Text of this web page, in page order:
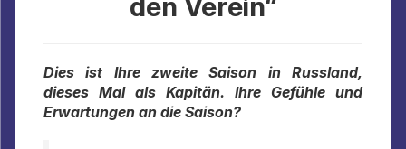
den Verein“
Dies ist Ihre zweite Saison in Russland,
dieses Mal als Kapitän. Ihre Gefühle und
Erwartungen an die Saison?